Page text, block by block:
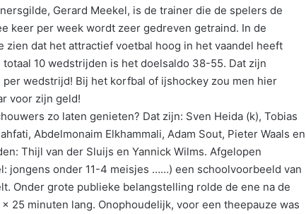
Gerard Meekel, is de trainer die de spelers de
keer per week wordt zeer gedreven getraind. In de
dat het attractief voetbal hoog in het vaandel heeft
10 wedstrijden is het doelsaldo 38-55. Dat zijn
wedstrijd! Bij het korfbal of ijshockey zou men hier
voor zijn geld!
zo laten genieten? Dat zijn: Sven Heida (k), Tobias
Abdelmonaim Elkhammali, Adam Sout, Pieter Waals en
Thijl van der Sluijs en Yannick Wilms. Afgelopen
jongens onder 11-4 meisjes ……) een schoolvoorbeeld van
Onder grote publieke belangstelling rolde de ene na de
25 minuten lang. Onophoudelijk, voor een theepauze was